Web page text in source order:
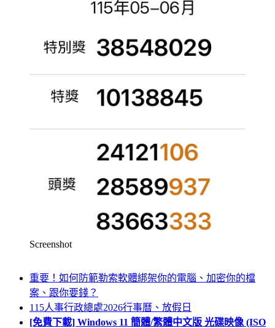
Screenshot
重要！如何防範勒索軟體綁架你的電腦、加密你的檔
案、跟你要錢？
115人事行政總處2026行事曆、放假日
[免費下載] Windows 11 簡體/繁體中文版 光碟映像 (ISO